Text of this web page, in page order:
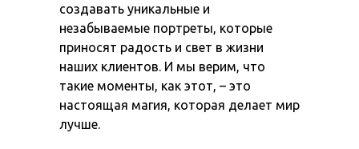
создавать уникальные и
незабываемые портреты, которые
приносят радость и свет в жизни
наших клиентов. И мы верим, что
такие моменты, как этот, – это
настоящая магия, которая делает мир
лучше.